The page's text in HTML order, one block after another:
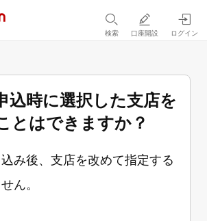
検索 口座開設 ログイン
込時に選択した支店を
とはできますか？
み後、支店を改めて指定する
ん。